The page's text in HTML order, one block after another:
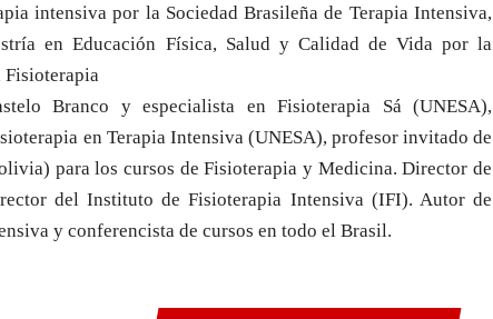
intensiva por la Sociedad Brasileña de Terapia Intensiva,
en Educación Física, Salud y Calidad de Vida por la
Fisioterapia
Branco y especialista en Fisioterapia Sá (UNESA),
en Terapia Intensiva (UNESA), profesor invitado de
para los cursos de Fisioterapia y Medicina. Director de
del Instituto de Fisioterapia Intensiva (IFI). Autor de
y conferencista de cursos en todo el Brasil.